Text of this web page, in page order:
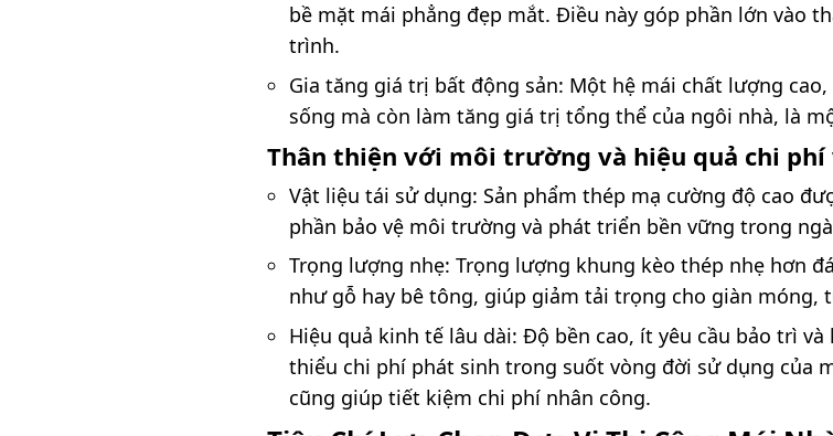
bề mặt mái phẳng đẹp mắt. Điều này góp phần lớn vào
trình.
Gia tăng giá trị bất động sản: Một hệ mái chất lượng
sống mà còn làm tăng giá trị tổng thể của ngôi nhà, là
Thân thiện với môi trường và hiệu quả chi phí
Vật liệu tái sử dụng: Sản phẩm thép mạ cường độ cao
phần bảo vệ môi trường và phát triển bền vững trong
Trọng lượng nhẹ: Trọng lượng khung kèo thép nhẹ hơn
như gỗ hay bê tông, giúp giảm tải trọng cho giàn
Hiệu quả kinh tế lâu dài: Độ bền cao, ít yêu cầu bảo trì
thiểu chi phí phát sinh trong suốt vòng đời sử dụng của
cũng giúp tiết kiệm chi phí nhân công.